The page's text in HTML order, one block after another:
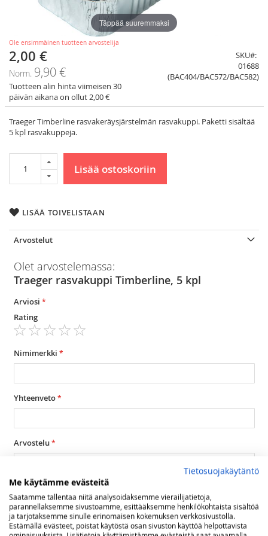
Ole ensimmäinen tuotteen arvostelija
Tarjoushinta
2,00 €
Norm. 9,90 €
Tuotteen alin hinta viimeisen 30
päivän aikana on ollut 2,00 €
SKU
01688
(BAC404/BAC572/BAC582)
Traeger Timberline rasvakeräysjärstelmän rasvakuppi. Paketti sisältää
5 kpl rasvakuppeja.
Lisää ostoskoriin
LISÄÄ TOIVELISTAAN
Täppää suuremmaksi
Arvostelut
Olet arvostelemassa:
Traeger rasvakuppi Timberline, 5 kpl
Arviosi
Rating
star
stars
stars
stars
stars
Nimimerkki
Yhteenveto
Arvostelu
Lähetä arvostelu
Tietosuojakäytäntö
Me käytämme evästeitä
Saatamme tallentaa niitä analysoidaksemme vierailijatietoja,
parannellaksemme sivustoamme, esittääksemme henkilökohtaista sisältöä
ja tarjotaksemme sinulle erinomaisen kokemuksen verkkosivustolla.
Estämällä evästeet, poistat käytöstä osan sivuston käyttöä helpottavista